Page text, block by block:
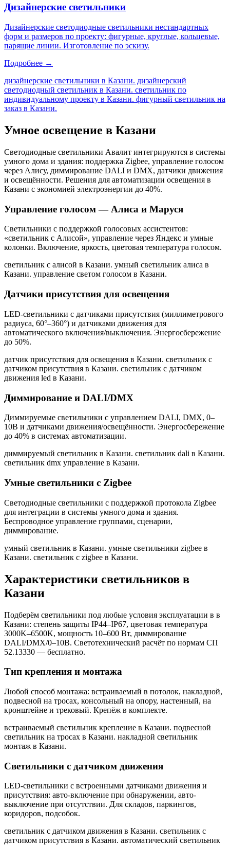
Дизайнерские светильники
Дизайнерские светодиодные светильники нестандартных
форм и размеров по проекту: фигурные, круглые, кольцевые,
парящие линии. Изготовление по эскизу.
Подробнее →
дизайнерские светильники в Казани. дизайнерский
светодиодный светильник в Казани. светильник по
индивидуальному проекту в Казани. фигурный светильник на
заказ в Казани.
Умное освещение в Казани
Светодиодные светильники Авалит интегрируются в системы
умного дома и здания: поддержка Zigbee, управление голосом
через Алису, диммирование DALI и DMX, датчики движения
и освещённости. Решения для автоматизации освещения в
Казани с экономией электроэнергии до 40%.
Управление голосом — Алиса и Маруся
Светильники с поддержкой голосовых ассистентов:
«светильник с Алисой», управление через Яндекс и умные
колонки. Включение, яркость, цветовая температура голосом.
светильник с алисой в Казани. умный светильник алиса в
Казани. управление светом голосом в Казани.
Датчики присутствия для освещения
LED-светильники с датчиками присутствия (миллиметрового
радиуса, 60°–360°) и датчиками движения для
автоматического включения/выключения. Энергосбережение
до 50%.
датчик присутствия для освещения в Казани. светильник с
датчиком присутствия в Казани. светильник с датчиком
движения led в Казани.
Диммирование и DALI/DMX
Диммируемые светильники с управлением DALI, DMX, 0–
10В и датчиками движения/освещённости. Энергосбережение
до 40% в системах автоматизации.
диммируемый светильник в Казани. светильник dali в Казани.
светильник dmx управление в Казани.
Умные светильники с Zigbee
Светодиодные светильники с поддержкой протокола Zigbee
для интеграции в системы умного дома и здания.
Беспроводное управление группами, сценарии,
диммирование.
умный светильник в Казани. умные светильники zigbee в
Казани. светильник с zigbee в Казани.
Характеристики светильников в
Казани
Подберём светильники под любые условия эксплуатации в в
Казани: степень защиты IP44–IP67, цветовая температура
3000K–6500K, мощность 10–600 Вт, диммирование
DALI/DMX/0–10В. Светотехнический расчёт по нормам СП
52.13330 — бесплатно.
Тип крепления и монтажа
Любой способ монтажа: встраиваемый в потолок, накладной,
подвесной на тросах, консольный на опору, настенный, на
кронштейне и трековый. Крепёж в комплекте.
встраиваемый светильник крепление в Казани. подвесной
светильник на тросах в Казани. накладной светильник
монтаж в Казани.
Светильники с датчиком движения
LED-светильники с встроенными датчиками движения и
присутствия: авто-включение при обнаружении, авто-
выключение при отсутствии. Для складов, паркингов,
коридоров, подсобок.
светильник с датчиком движения в Казани. светильник с
датчиком присутствия в Казани. автоматический светильник